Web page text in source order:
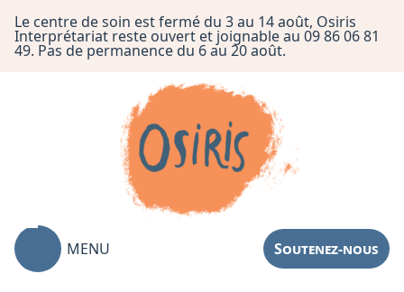
Le centre de soin est fermé du 3 au 14 août, Osiris
Interprétariat reste ouvert et joignable au 09 86 06 81
49. Pas de permanence du 6 au 20 août.
MENU Soutenez-nous